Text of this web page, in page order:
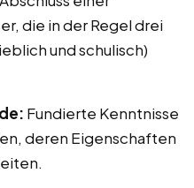
die in der Regel drei
und schulisch)
Fundierte Kenntnisse
deren Eigenschaften